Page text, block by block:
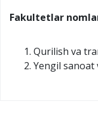
Fakultetlar
Qurilish va
Yengil sanoat